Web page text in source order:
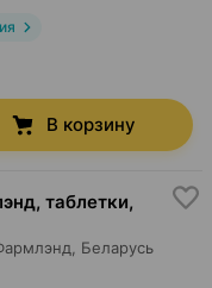
В корзину
таблетки,
, Беларусь